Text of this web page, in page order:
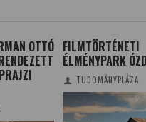
OTTÓ FILMTÖRTÉNETI
ÉLMÉNYPARK
TUDOMÁNYPLÁZA